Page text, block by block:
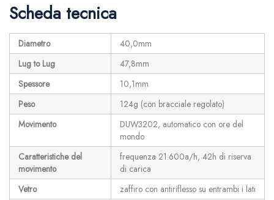
Scheda tecnica
Diametro
40,0mm
Lug to Lug
47,8mm
Spessore
10,1mm
Peso
124g (con bracciale regolato)
Movimento
DUW3202, automatico con ore del
mondo
Caratteristiche del
movimento
frequenza 21.600a/h, 42h di riserva
di carica
Vetro
zaffiro con antiriflesso su entrambi i lati